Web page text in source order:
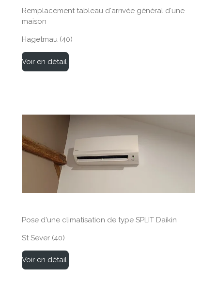
Remplacement tableau d'arrivée général d'une
maison
Hagetmau (40)
Voir en détail
Pose d'une climatisation de type SPLIT Daikin
St Sever (40)
Voir en détail